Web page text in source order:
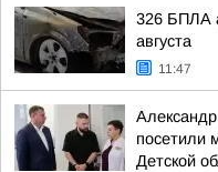
326 БПЛА
августа
11:47
посетили
Детской